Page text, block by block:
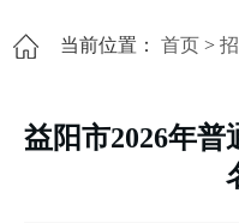
当前位置： 首页 >
益阳市2026年